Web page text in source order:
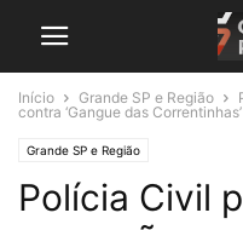
Início Grande SP e Região
contra ‘Gangue das
Grande SP e Região
Polícia Civil